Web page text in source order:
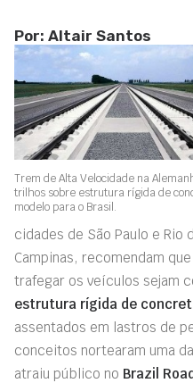
Por: Altair Santos
Trem de Alta Velocidade na
trilhos sobre estrutura rígida de
modelo para o Brasil.
cidades de São Paulo e Rio
Campinas, recomendam
trafegar os veículos sejam
estrutura rígida de
assentados em lastros de
conceitos nortearam uma
atraiu público no Brazil